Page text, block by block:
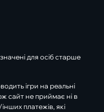
для осіб старше
ігри на реальні
сайт не приймає ні в
платежів, які